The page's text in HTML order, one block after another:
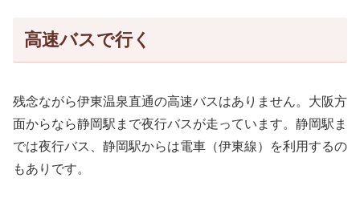
高速バスで行く
残念ながら伊東温泉直通の高速バスはありません。大阪方
面からなら静岡駅まで夜行バスが走っています。静岡駅ま
では夜行バス、静岡駅からは電車（伊東線）を利用するの
もありです。